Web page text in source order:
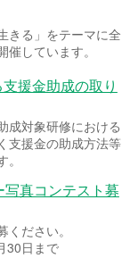
きる」をテーマに全
しています。
援金助成の取り
成対象研修における
支援金の助成方法等
真コンテスト募
ださい。
30日まで